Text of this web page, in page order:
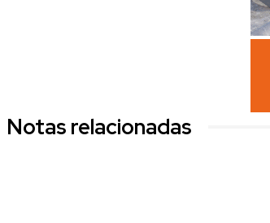
Notas relacionadas